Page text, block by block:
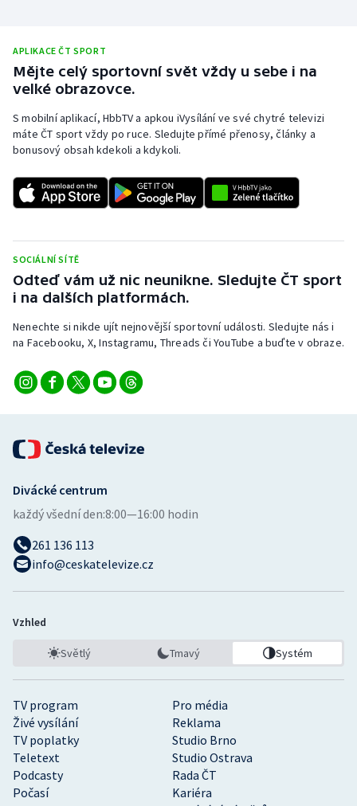
APLIKACE ČT SPORT
Mějte celý sportovní svět vždy u sebe i na
velké obrazovce.
S mobilní aplikací, HbbTV a apkou iVysílání ve své chytré televizi
máte ČT sport vždy po ruce. Sledujte přímé přenosy, články a
bonusový obsah kdekoli a kdykoli.
SOCIÁLNÍ SÍTĚ
Odteď vám už nic neunikne. Sledujte ČT sport
i na dalších platformách.
Nenechte si nikde ujít nejnovější sportovní události. Sledujte nás i
na Facebooku, X, Instagramu, Threads či YouTube a buďte v obraze.
TV program
Pro média
Živé vysílání
Reklama
TV poplatky
Studio Brno
Teletext
Studio Ostrava
Podcasty
Rada ČT
Počasí
Kariéra
Divácké centrum
každý všední den:8:00—16:00 hodin
261 136 113
info@ceskatelevize.cz
Vzhled
Světlý Tmavý Systém